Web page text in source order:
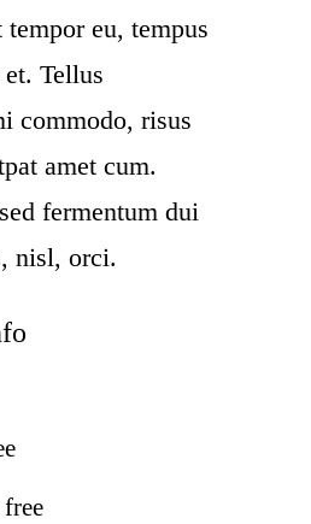
eu, tempus
Tellus
commodo, risus
amet cum.
fermentum dui
nisl, orci.